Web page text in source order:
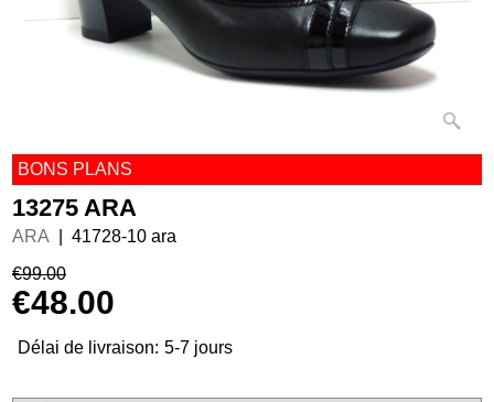
BONS PLANS
13275 ARA
ARA
41728-10 ara
€99.00
€48.00
Délai de livraison: 5-7 jours